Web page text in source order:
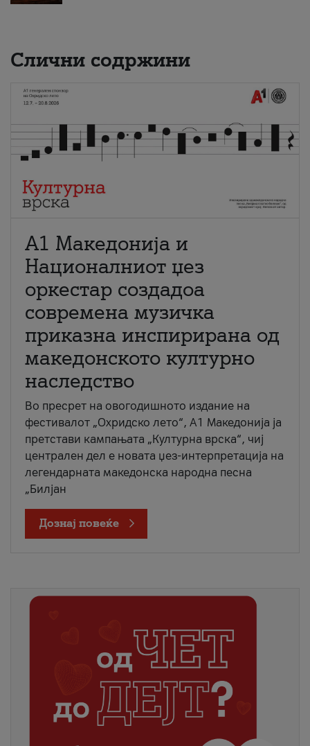
Слични содржини
А1 Македонија и
Националниот џез
оркестар создадоа
современа музичка
приказна инспирирана од
македонското културно
наследство
Во пресрет на овогодишното издание на
фестивалот „Охридско лето“, А1 Македонија ја
претстави кампањата „Културна врска“, чиј
централен дел е новата џез-интерпретација на
легендарната македонска народна песна
„Билјан
Дознај повеќе